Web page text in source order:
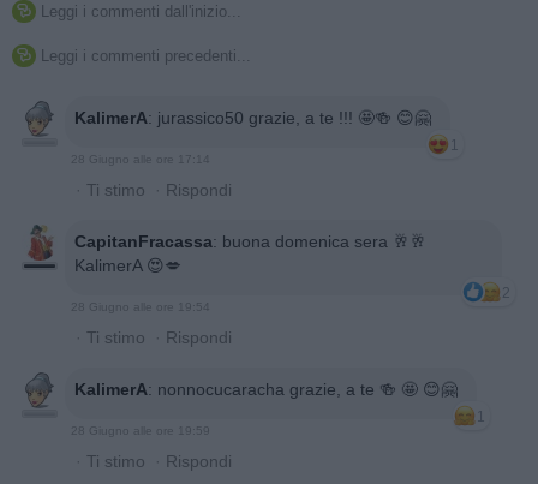
 Leggi i commenti dall'inizio...
 Leggi i commenti precedenti...
KalimerA: jurassico50 grazie, a te !!! 🤩🍻 😊🤗
1
28 Giugno alle ore 17:14
· Ti stimo · Rispondi
CapitanFracassa: buona domenica sera 🥂🥂
KalimerA 😍💋
2
28 Giugno alle ore 19:54
· Ti stimo · Rispondi
KalimerA: nonnocucaracha grazie, a te 🍻 🤩 😊🤗
1
28 Giugno alle ore 19:59
· Ti stimo · Rispondi